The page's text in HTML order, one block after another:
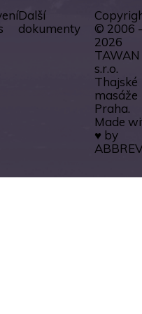
Další
dokumenty
© 2006 -
2026
TAWAN
s.r.o.
Thajské
masáže
Praha.
Made
♥ by